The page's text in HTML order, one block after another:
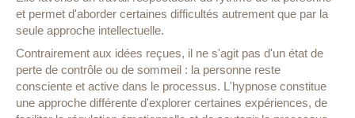
et permet d'aborder certaines difficultés autrement que par la
seule approche intellectuelle.
Contrairement aux idées reçues, il ne s'agit pas d'un état de
perte de contrôle ou de sommeil : la personne reste
consciente et active dans le processus. L'hypnose constitue
une approche différente d'explorer certaines expériences, de